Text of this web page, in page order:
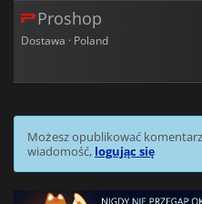
Proshop
Dostawa · Poland
Możesz opublikować
wiadomość, logując się